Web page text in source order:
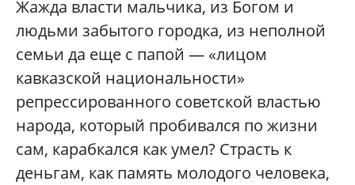
Жажда власти мальчика, из Богом и
людьми забытого городка, из неполной
семьи да еще с папой — «лицом
кавказской национальности»
репрессированного советской властью
народа, который пробивался по жизни
сам, карабкался как умел? Страсть к
деньгам, как память молодого человека,